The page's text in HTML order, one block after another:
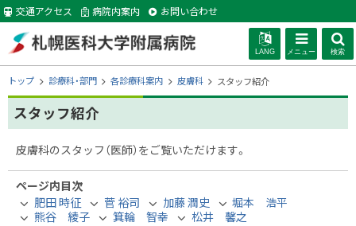
本
へ
交通アクセス 病院内案内 お問い合わせ
札幌医科大学附
属病院
LANG メニュー 検索
現
在
位
置
階
層
トップ 診療科・部門 各診療科案内 皮膚科 スタッフ紹介
スタッフ紹介
皮膚科のスタッフ（医師）をご覧いただけます。
ページ内目次
肥田 時征
菅 裕司 加藤 潤史
堀本 浩平
熊谷 綾子
箕輪 智幸 松井 馨之